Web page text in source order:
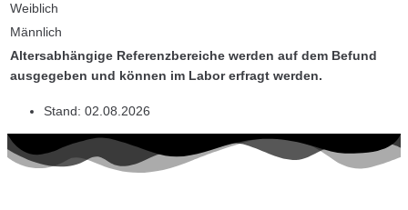
Altersabhängige Referenzbereiche werden auf dem Befund
ausgegeben und können im Labor erfragt werden.
Weiblich
Männlich
Stand: 02.08.2026